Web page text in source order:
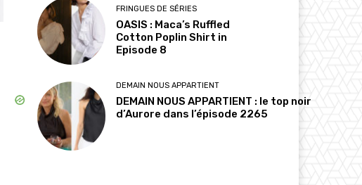
FRINGUES DE SÉRIES
OASIS : Maca’s Ruffled
Cotton Poplin Shirt in
Episode 8
DEMAIN NOUS APPARTIENT
DEMAIN NOUS APPARTIENT : le top noir
d’Aurore dans l’épisode 2265